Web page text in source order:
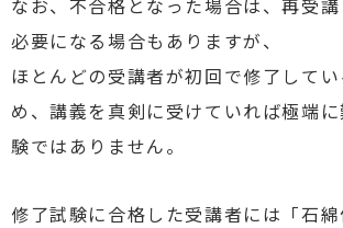
なお、不合格となった場合は、再受
必要になる場合もありますが、
ほとんどの受講者が初回で修了して
め、講義を真剣に受けていれば極端
験ではありません。
修了試験に合格した受講者には「石